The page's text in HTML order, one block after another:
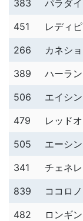
383 パラダ
451
レディ
266
カネシ
389
ハーラ
506
エイシ
479
レッド
505
エーシ
341
チェネ
839
ココロ
482
ロンギ